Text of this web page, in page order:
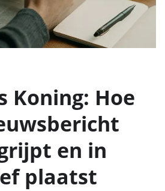
Koning: Hoe
en in
plaatst